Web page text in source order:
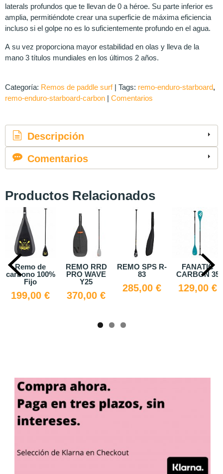
laterals profundos que te llevan de 0 a héroe. Su parte inferior es
amplia, permitiéndote crear una superficie de máxima eficiencia
incluso si el golpe no es lo suficientemente profundo en el agua.
A su vez proporciona mayor estabilidad en olas y lleva de la
mano 3 títulos mundiales en los últimos 2 años.
Categoría: Remos de paddle surf | Tags: remo-enduro-starboard
remo-enduro-starboard-carbon | Comentarios
Descripción
Comentarios
Productos Relacionados
REMO RRD
PRO WAVE
Y25
370,00 €
REMO SPS R-
83
285,00 €
FANATIC
CARBON 35
129,00 €
Pala
Zray
20,00